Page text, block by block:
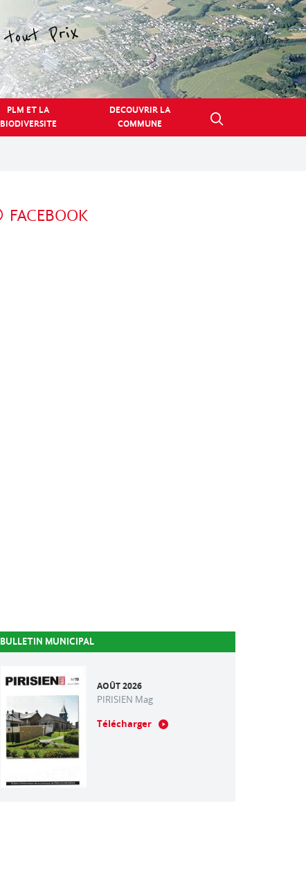
PLM ET LA
BIODIVERSITE
DECOUVRIR LA
COMMUNE
FACEBOOK
BULLETIN MUNICIPAL
AOÛT 2026
PIRISIEN Mag
Télécharger